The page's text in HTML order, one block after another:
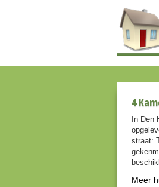
4
In Den
straat:
Meer